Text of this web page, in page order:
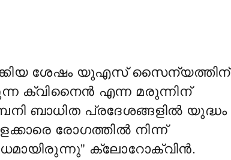
ശേഷം യുഎസ് സൈന്യത്തിന്
ക്വിനൈൻ എന്ന മരുന്നിന്
ബാധിത പ്രദേശങ്ങളിൽ യുദ്ധം
രോഗത്തിൽ നിന്ന്
ക്ലോറോക്വിൻ.